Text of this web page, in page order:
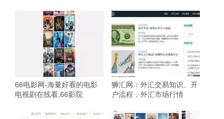
66电影网-海量好看的电影
电视剧在线看,66影院
狮汇网：外汇交易知识、开
户流程，外汇市场行情